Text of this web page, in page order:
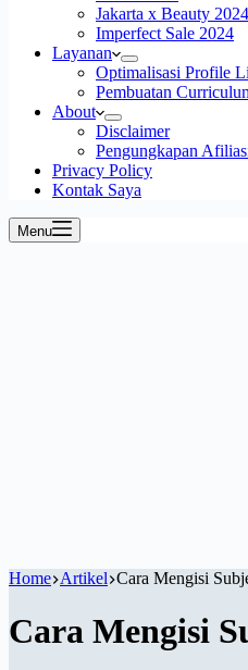
Jakarta x Beauty 2024
Imperfect Sale 2024
Layanan
Optimalisasi Profile
Pembuatan
About
Disclaimer
Pengungkapan
Privacy Policy
Kontak Saya
Menu
Home Artikel Cara Mengisi
Cara Mengisi